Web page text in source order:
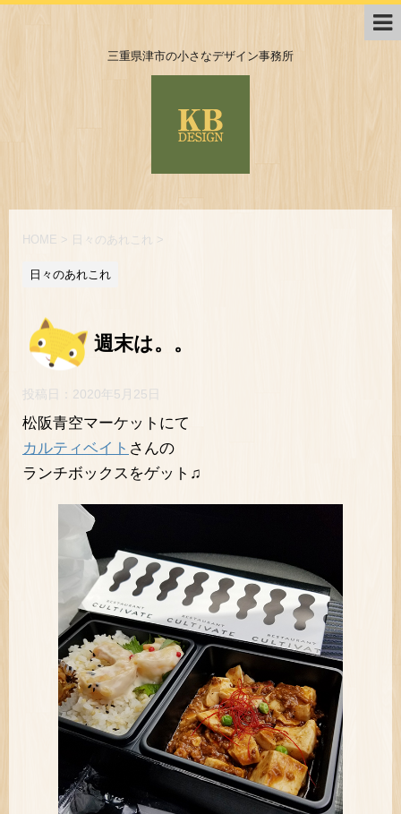
三重県津市の小さなデザイン事務所
HOME > 日々のあれこれ >
日々のあれこれ
週末は。。
投稿日： 2020年5月25日
松阪青空マーケットにて
カルティベイト さんの
ランチボックスをゲット♫